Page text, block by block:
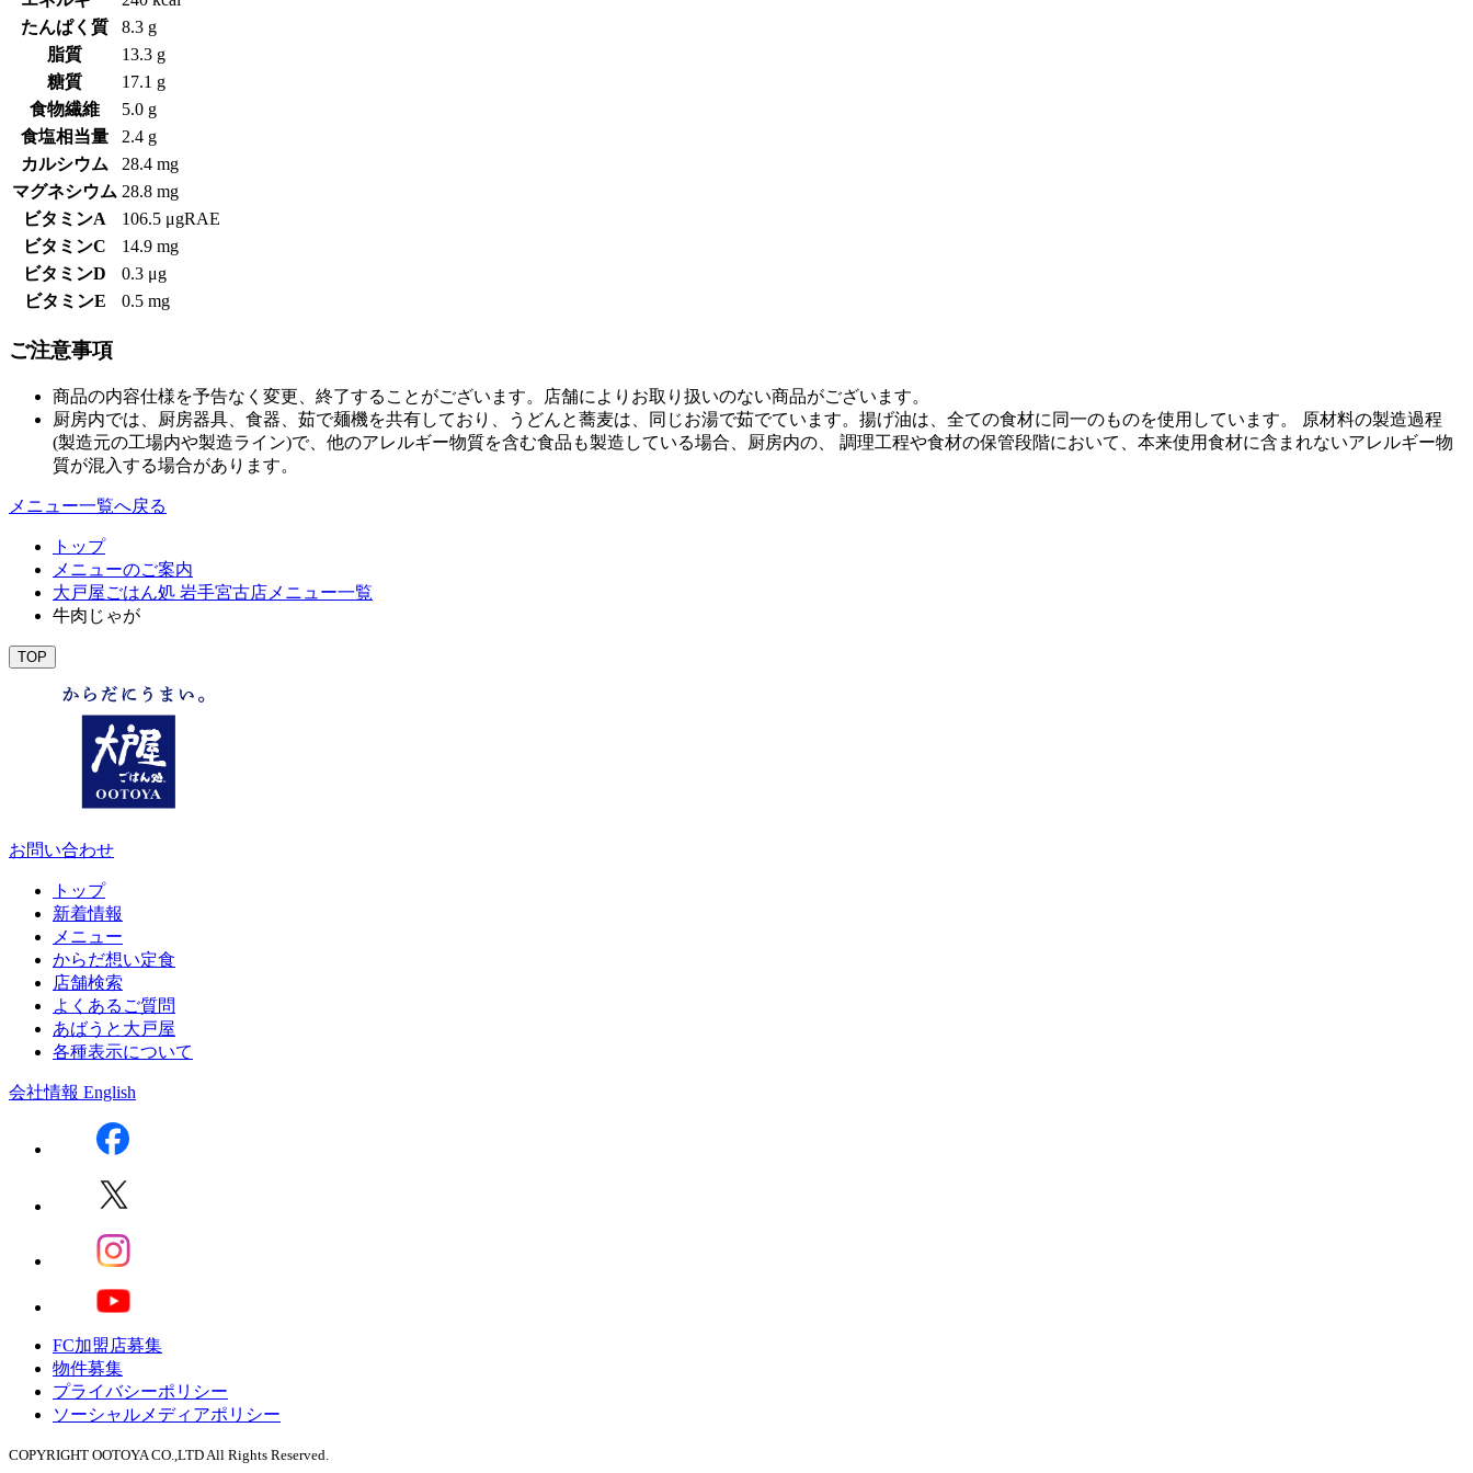
たんぱく質
8.3 g
脂質
13.3 g
糖質
17.1 g
食物繊維
5.0 g
食塩相当量
2.4 g
カルシウム
28.4 mg
マグネシウム 28.8 mg
ビタミンA
106.5 μgRAE
ビタミンC
14.9 mg
ビタミンD
0.3 μg
ビタミンE
0.5 mg
ご注意事項
商品の内容仕様を予告なく変更、終了することがございます。店舗によりお取り扱いのない商品がございます。
厨房内では、厨房器具、食器、茹で麺機を共有しており、うどんと蕎麦は、同じお湯で茹でています。揚げ油は、全ての食材に同一のものを使用しています。 原材料の製造過程
(製造元の工場内や製造ライン)で、他のアレルギー物質を含む食品も製造している場合、厨房内の、 調理工程や食材の保管段階において、本来使用食材に含まれないアレルギー物
質が混入する場合があります。
メニュー一覧へ戻る
トップ
メニューのご案内
大戸屋ごはん処 岩手宮古店メニュー一覧
牛肉じゃが
TOP
お問い合わせ
トップ
新着情報
メニュー
からだ想い定食
店舗検索
よくあるご質問
あばうと大戸屋
各種表示について
会社情報 English
FC加盟店募集
物件募集
プライバシーポリシー
ソーシャルメディアポリシー
COPYRIGHT OOTOYA CO.,LTD All Rights Reserved.